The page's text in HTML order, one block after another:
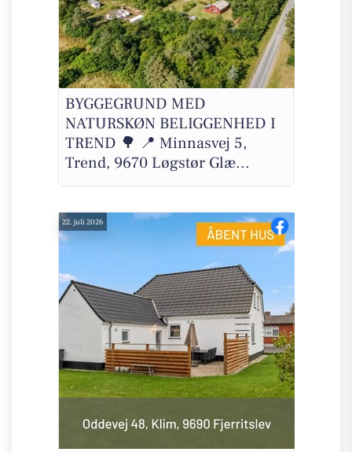
BYGGEGRUND MED
NATURSKØN BELIGGENHED I
TREND 🌳 📍 Minnasvej 5,
Trend, 9670 Løgstør Glæ...
22. juli 2026